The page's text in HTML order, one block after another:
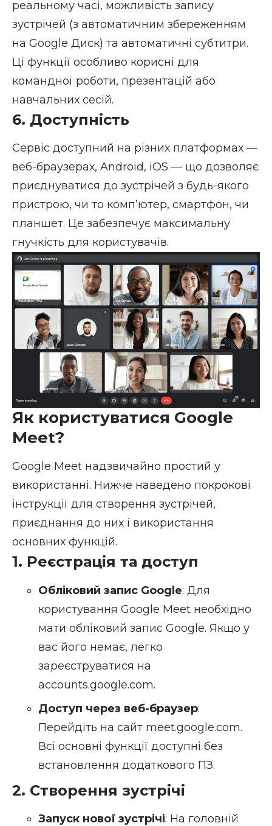
реальному часі, можливість запису
зустрічей (з автоматичним збереженням
на Google Диск) та автоматичні субтитри.
Ці функції особливо корисні для
командної роботи, презентацій або
навчальних сесій.
6. Доступність
Сервіс доступний на різних платформах —
веб-браузерах, Android, iOS — що дозволяє
приєднуватися до зустрічей з будь-якого
пристрою, чи то комп’ютер, смартфон, чи
планшет. Це забезпечує максимальну
гнучкість для користувачів.
Як користуватися Google
Meet?
Google Meet надзвичайно простий у
використанні. Нижче наведено покрокові
інструкції для створення зустрічей,
приєднання до них і використання
основних функцій.
1. Реєстрація та доступ
Обліковий запис Google: Для
користування Google Meet необхідно
мати обліковий запис Google. Якщо у
вас його немає, легко
зареєструватися на
accounts.google.com.
Доступ через веб-браузер:
Перейдіть на сайт meet.google.com.
Всі основні функції доступні без
встановлення додаткового ПЗ.
2. Створення зустрічі
Запуск нової зустрічі: На головній